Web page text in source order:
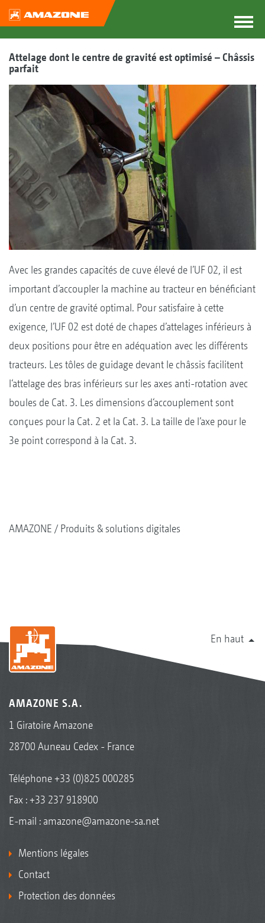
Attelage dont le centre de gravité est optimisé – Châssis
parfait
Avec les grandes capacités de cuve élevé de l’UF 02, il est
important d’accoupler la machine au tracteur en bénéficiant
d’un centre de gravité optimal. Pour satisfaire à cette
exigence, l’UF 02 est doté de chapes d’attelages inférieurs à
deux positions pour être en adéquation avec les différents
tracteurs. Les tôles de guidage devant le châssis facilitent
l‘attelage des bras inférieurs sur les axes anti-rotation avec
boules de Cat. 3. Les dimensions d‘accouplement sont
conçues pour la Cat. 2 et la Cat. 3. La taille de l’axe pour le
3e point correspond à la Cat. 3.
AMAZONE Produits & solutions digitales
En haut
AMAZONE S.A.
1 Giratoire Amazone
28700 Auneau Cedex - France
Téléphone+33 (0)825 000285
Fax : +33 237 918900
E-mail : amazone@amazone-sa.net
Mentions légales
Contact
Protection des données